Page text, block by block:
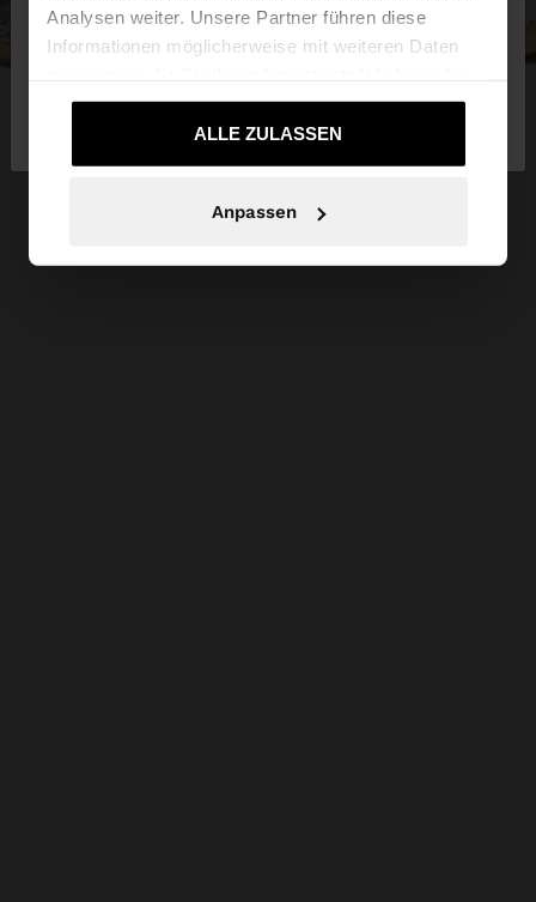
Analysen weiter. Unsere Partner führen diese
Informationen möglicherweise mit weiteren Daten
die sie im Rahmen Ihrer Nutzung der Dienste
gesammelt haben.ALLE ZULASSEN
Anpassen
Luxembourg
Ja, bringen Sie mich
zu United States